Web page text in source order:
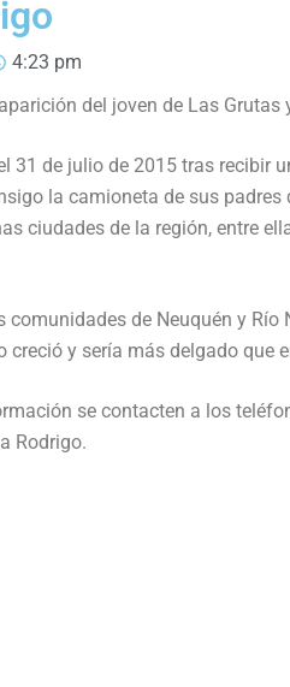
4:23 pm
del joven de Las
31 de julio de 2015 tras recibir
la camioneta de sus
ciudades de la región, entre
de Neuquén y
creció y sería más delgado que
se contacten a los
Rodrigo.